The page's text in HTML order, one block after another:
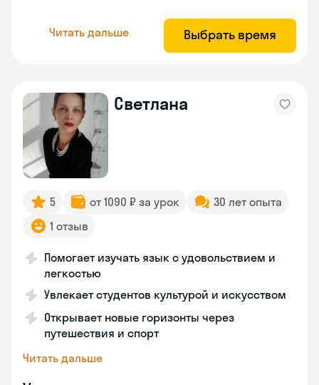
Читать дальше Выбрать время
Светлана
5 от 1090 ₽ за урок
30 лет опыта
1 отзыв
Помогает изучать язык с удовольствием и
легкостью
Увлекает студентов культурой и искусством
Открывает новые горизонты через
путешествия и спорт
Читать дальше